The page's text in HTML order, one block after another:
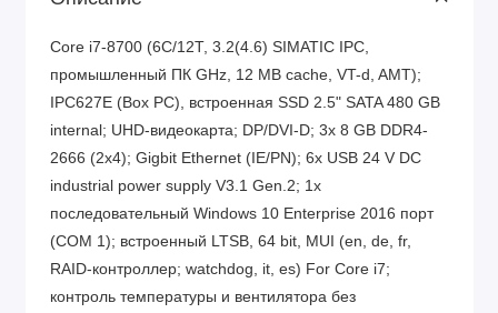
Core i7-8700 (6C/12T, 3.2(4.6) SIMATIC IPC,
промышленный ПК GHz, 12 MB cache, VT-d, AMT);
IPC627E (Box PC), встроенная SSD 2.5" SATA 480 GB
internal; UHD-видеокарта; DP/DVI-D; 3x 8 GB DDR4-
2666 (2x4); Gigbit Ethernet (IE/PN); 6x USB 24 V DC
industrial power supply V3.1 Gen.2; 1x
последовательный Windows 10 Enterprise 2016 порт
(COM 1); встроенный LTSB, 64 bit, MUI (en, de, fr,
RAID-контроллер; watchdog, it, es) For Core i7;
контроль температуры и вентилятора без